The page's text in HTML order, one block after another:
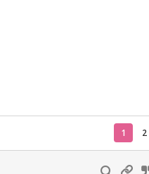
Lezen
1 2